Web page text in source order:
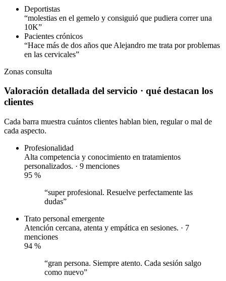
Deportistas
“molestias en el gemelo y consiguió que pudiera correr una
10K”
Pacientes crónicos
“Hace más de dos años que Alejandro me trata por problemas
en las cervicales”
Zonas consulta
Valoración detallada del servicio · qué destacan los
clientes
Cada barra muestra cuántos clientes hablan bien, regular o mal de
cada aspecto.
Profesionalidad
Alta competencia y conocimiento en tratamientos
personalizados. · 9 menciones
95 %
“super profesional. Resuelve perfectamente las
dudas”
Trato personal emergente
Atención cercana, atenta y empática en sesiones. · 7
menciones
94 %
“gran persona. Siempre atento. Cada sesión salgo
como nuevo”